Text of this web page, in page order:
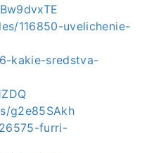
116850-uvelichenie-
kakie-sredstva-
g2e85SAkh
furri-